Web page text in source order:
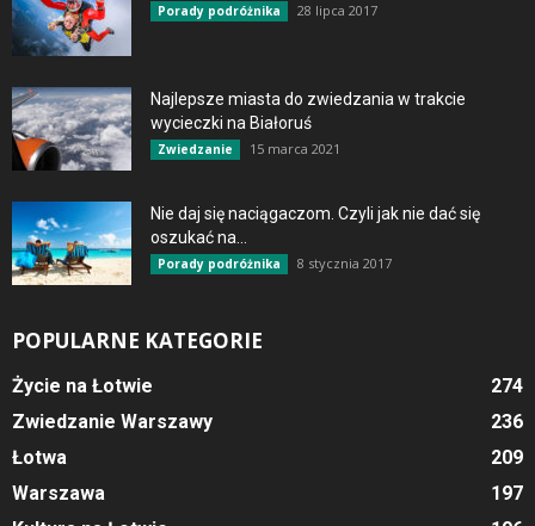
Porady podróżnika 28 lipca 2017
Najlepsze miasta do zwiedzania w trakcie
wycieczki na Białoruś
Zwiedzanie 15 marca 2021
Nie daj się naciągaczom. Czyli jak nie dać się
oszukać na...
Porady podróżnika 8 stycznia 2017
POPULARNE KATEGORIE
Życie na Łotwie
274
Zwiedzanie Warszawy
236
Łotwa
209
Warszawa
197